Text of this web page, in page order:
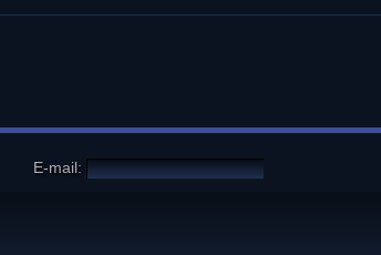
sezon debat ufologicznych. Rozmówcy
teorii, a wiele jego elementów wymaga myślenia
że pytania pozostają niewyczerpane, a
E-mail: